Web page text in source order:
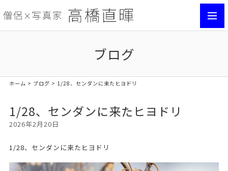
ブログ
ホーム > ブログ > 1/28、センダンに来たヒヨドリ
1/28、センダンに来たヒヨドリ
2026年2月20日
1/28、センダンに来たヒヨドリ